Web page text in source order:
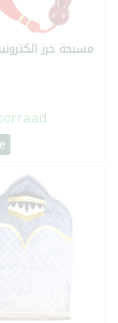
مسبحة خرز الكترونية 1